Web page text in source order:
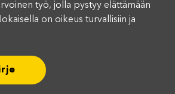
työ, jolla pystyy elättämään
on oikeus turvallisiin ja